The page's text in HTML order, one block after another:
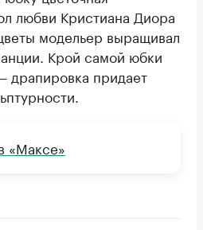
любви Кристиана Диора
модельер выращивал
Крой самой юбки
драпировка придает
«Максе»